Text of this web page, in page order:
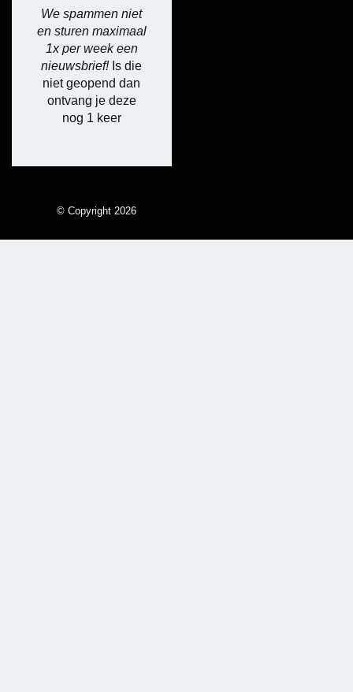
We spammen niet
en sturen maximaal
1x per week een
nieuwsbrief! Is die
niet geopend dan
ontvang je deze
nog 1 keer
© Copyright 2026